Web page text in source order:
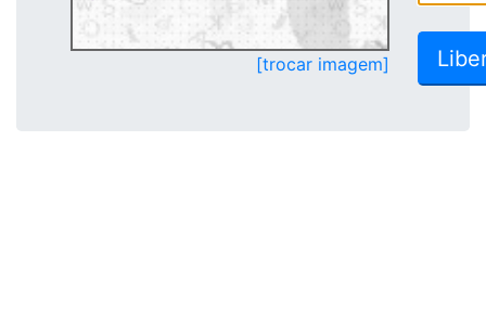
[trocar imagem]